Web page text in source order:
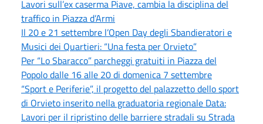
Lavori sull’ex caserma Piave, cambia la disciplina del
traffico in Piazza d’Armi
Il 20 e 21 settembre l’Open Day degli Sbandieratori e
Musici dei Quartieri: “Una festa per Orvieto”
Per “Lo Sbaracco” parcheggi gratuiti in Piazza del
Popolo dalle 16 alle 20 di domenica 7 settembre
“Sport e Periferie”, il progetto del palazzetto dello sport
di Orvieto inserito nella graduatoria regionale Data:
Lavori per il ripristino delle barriere stradali su Strada